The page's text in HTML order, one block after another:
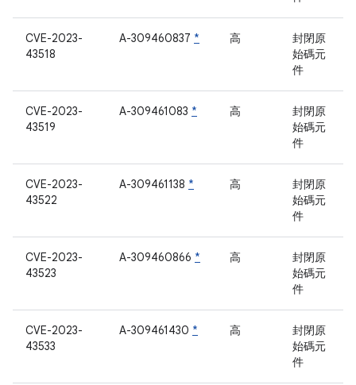
CVE-2023-
43518
A-309460837 * 高
封閉原
始碼元
件
CVE-2023-
43519
A-309461083 * 高
封閉原
始碼元
件
CVE-2023-
43522
A-309461138 * 高
封閉原
始碼元
件
CVE-2023-
43523
A-309460866 * 高
封閉原
始碼元
件
CVE-2023-
43533
A-309461430 * 高
封閉原
始碼元
件